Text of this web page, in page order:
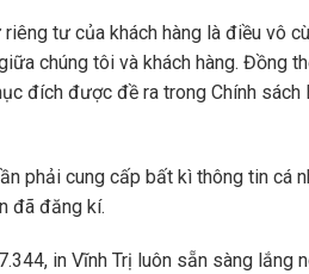
tư của khách hàng là điều vô
chúng tôi và khách hàng. Đồng
đích được đề ra trong Chính sách
phải cung cấp bất kì thông tin cá
đã đăng kí.
in Vĩnh Trị luôn sẵn sàng lắng